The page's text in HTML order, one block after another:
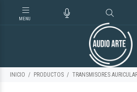
INICIO PRODUCTOS TRANSMISORES